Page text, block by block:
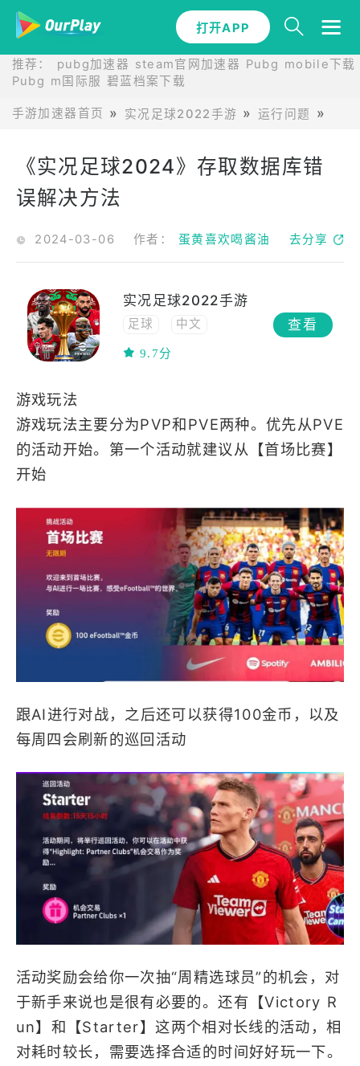
打开APP
推荐： pubg加速器 steam官网加速器 Pubg mobile下载
Pubg m国际服 碧蓝档案下载
手游加速器首页 实况足球2022手游 运行问题
《实况足球2024》存取数据库错
误解决方法
2024-03-06 作者： 蛋黄喜欢喝酱油 去分享
实况足球2022手游
足球
中文
联机
PVP
多人竞技
俯视角
PVE
9.7分
查看
游戏玩法
游戏玩法主要分为PVP和PVE两种。优先从PVE
的活动开始。第一个活动就建议从【首场比赛】
开始
跟AI进行对战，之后还可以获得100金币，以及
每周四会刷新的巡回活动
活动奖励会给你一次抽“周精选球员”的机会，对
于新手来说也是很有必要的。还有【Victory R
un】和【Starter】这两个相对长线的活动，相
对耗时较长，需要选择合适的时间好好玩一下。